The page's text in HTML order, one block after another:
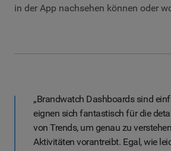
in der App nachsehen können oder
„Brandwatch Dashboards sind
eignen sich fantastisch für die
von Trends, um genau zu
Aktivitäten vorantreibt. Egal, wie